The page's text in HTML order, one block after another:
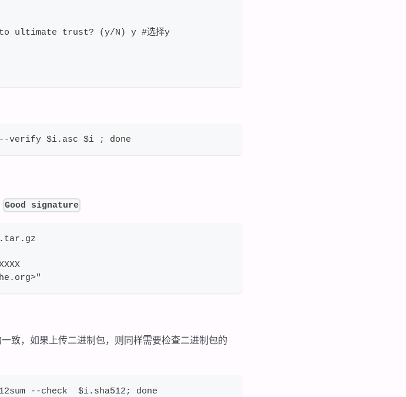
ultimate trust? (y/N) y #选择y
verify $i.asc $i ; done
Good signature
致，如果上传二进制包，则同样需要检查二进制包的
--check  $i.sha512; done